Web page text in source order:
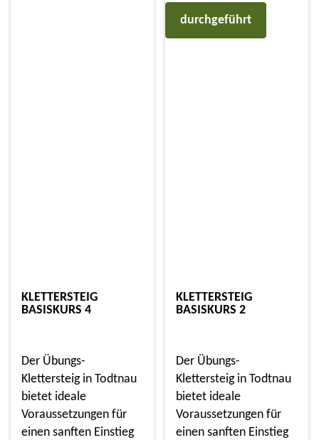
KLETTERSTEIG
BASISKURS 4
Der Übungs-
Klettersteig in Todtnau
bietet ideale
Voraussetzungen für
einen sanften Einstieg
KLETTERSTEIG
BASISKURS 2
Der Übungs-
Klettersteig in Todtnau
bietet ideale
Voraussetzungen für
einen sanften Einstieg
durchgeführt